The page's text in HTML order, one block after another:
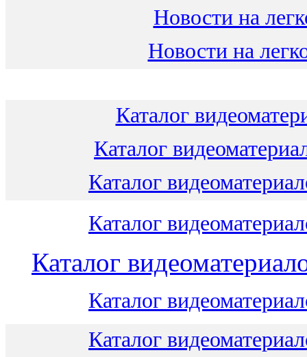
Новости на
Новости на
Каталог
Каталог
Каталог
Каталог
Каталог
Каталог
Каталог